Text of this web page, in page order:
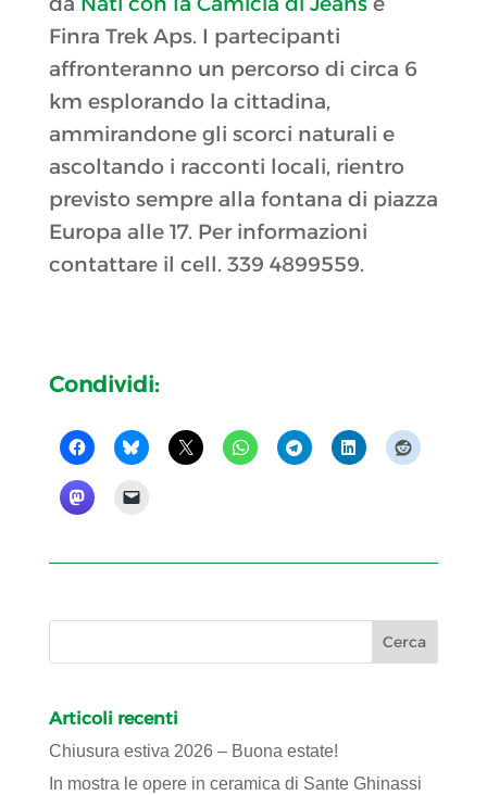
Finra Trek Aps. I partecipanti
affronteranno un percorso di circa 6
km esplorando la cittadina,
ammirandone gli scorci naturali e
ascoltando i racconti locali, rientro
previsto sempre alla fontana di piazza
Europa alle 17. Per informazioni
contattare il cell. 339 4899559.
Condividi:
Articoli recenti
Chiusura estiva 2026 – Buona estate!
In mostra le opere in ceramica di Sante Ghinassi